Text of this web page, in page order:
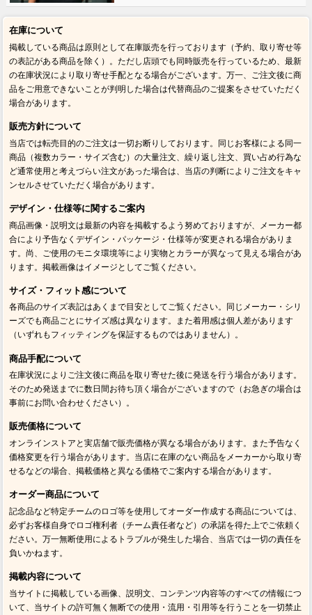
在庫について
掲載している商品は原則として在庫販売を行っております（予約、取り寄せ等
の表記がある商品を除く）。ただし店頭でも同時販売を行っているため、最新
の在庫状況により取り寄せ手配となる場合がございます。万一、ご注文後に商
品をご用意できないことが判明した場合は代替商品のご提案をさせていただく
場合があります。
販売方針について
当店では転売目的のご注文は一切お断りしております。同じお客様による同一
商品（複数カラー・サイズ含む）の大量注文、繰り返し注文、買い占め行為な
ど通常使用と考えづらい注文があった場合は、当店の判断によりご注文をキャ
ンセルさせていただく場合があります。
デザイン・仕様等に関するご案内
商品画像・説明文は最新の内容を掲載するよう努めておりますが、メーカー都
合により予告なくデザイン・パッケージ・仕様等が変更される場合がありま
す。尚、ご使用のモニタ環境等により実物とカラーが異なって見える場合があ
ります。掲載画像はイメージとしてご覧ください。
サイズ・フィット感について
各商品のサイズ表記はあくまで目安としてご覧ください。同じメーカー・シリ
ーズでも商品ごとにサイズ感は異なります。また着用感は個人差があります
（いずれもフィッティングを保証するものではありません）。
商品手配について
在庫状況によりご注文後に商品を取り寄せた後に発送を行う場合があります。
そのため発送までに数日間お待ち頂く場合がございますので（お急ぎの場合は
事前にお問い合わせください）。
販売価格について
オンラインストアと実店舗で販売価格が異なる場合があります。また予告なく
価格変更を行う場合があります。当店に在庫のない商品をメーカーから取り寄
せるなどの場合、掲載価格と異なる価格でご案内する場合があります。
オーダー商品について
記念品など特定チームのロゴ等を使用してオーダー作成する商品については、
必ずお客様自身でロゴ権利者（チーム責任者など）の承諾を得た上でご依頼く
ださい。万一無断使用によるトラブルが発生した場合、当店では一切の責任を
負いかねます。
掲載内容について
当サイトに掲載している画像、説明文、コンテンツ内容等のすべての情報につ
いて、当サイトの許可無く無断での使用・流用・引用等を行うことを一切禁止